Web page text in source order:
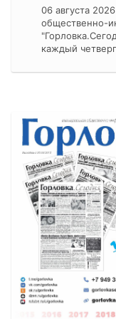
06 августа
общественно-
каждый